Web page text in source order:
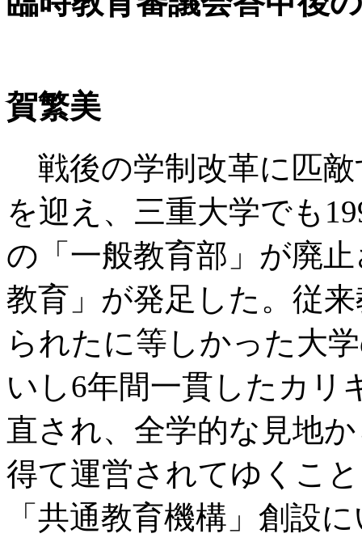
賀繁美
戦後の学制改革に匹
を迎え、三重大学でも
の「一般教育部」が廃
教育」が発足した。従
られたに等しかった大
いし6年間一貫したカリ
直され、全学的な見地
得て運営されてゆくこ
「共通教育機構」創設